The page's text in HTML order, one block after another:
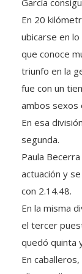
En 20
ubicarse en
que conoce
triunfo en la
fue con un
ambos sexos
En esa
segunda.
Paula
actuación y
con 2.14.48.
En la misma
el tercer
quedó quinta
En